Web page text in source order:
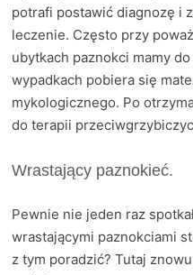
potrafi postawić diagnozę i
leczenie. Często przy
ubytkach paznokci mamy
wypadkach pobiera się
mykologicznego. Po
do terapii
Wrastający paznokieć.
Pewnie nie jeden raz
wrastającymi paznokciami
z tym poradzić? Tutaj